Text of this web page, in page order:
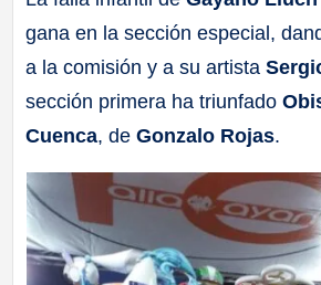
gana en la sección especial,
a la comisión y a su artista
sección primera ha triunfado
Cuenca, deGonzalo Rojas.